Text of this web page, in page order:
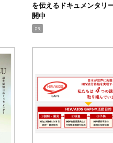
を伝えるドキュメンタリ
開中
PR